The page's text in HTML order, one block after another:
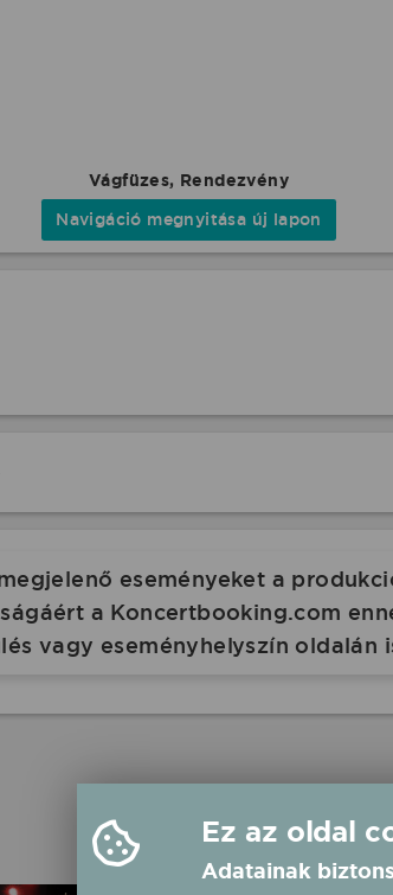
Vágfüzes, Rendezvény
Navigáció megnyitása új lapon
eseményeket a
a Koncertbooking.com
vagy eseményhelyszín oldalán
Ez az oldal
Adatainak